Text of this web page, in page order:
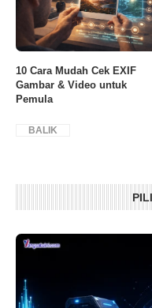
10 Cara Mudah Cek EXIF
Gambar & Video untuk
Pemula
BALIK